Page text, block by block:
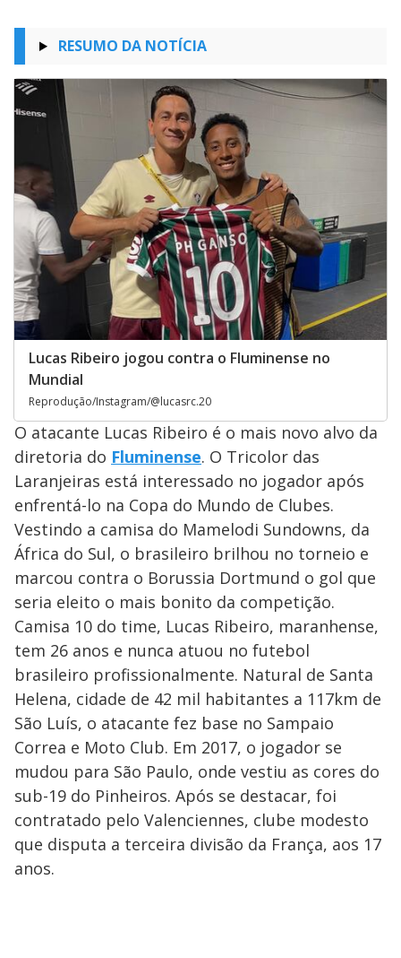
RESUMO DA NOTÍCIA
Lucas Ribeiro jogou contra o Fluminense no
Mundial
Reprodução/Instagram/@lucasrc.20
O atacante Lucas Ribeiro é o mais novo alvo da
diretoria do Fluminense. O Tricolor das
Laranjeiras está interessado no jogador após
enfrentá-lo na Copa do Mundo de Clubes.
Vestindo a camisa do Mamelodi Sundowns, da
África do Sul, o brasileiro brilhou no torneio e
marcou contra o Borussia Dortmund o gol que
seria eleito o mais bonito da competição.
Camisa 10 do time, Lucas Ribeiro, maranhense,
tem 26 anos e nunca atuou no futebol
brasileiro profissionalmente. Natural de Santa
Helena, cidade de 42 mil habitantes a 117km de
São Luís, o atacante fez base no Sampaio
Correa e Moto Club. Em 2017, o jogador se
mudou para São Paulo, onde vestiu as cores do
sub-19 do Pinheiros. Após se destacar, foi
contratado pelo Valenciennes, clube modesto
que disputa a terceira divisão da França, aos 17
anos.